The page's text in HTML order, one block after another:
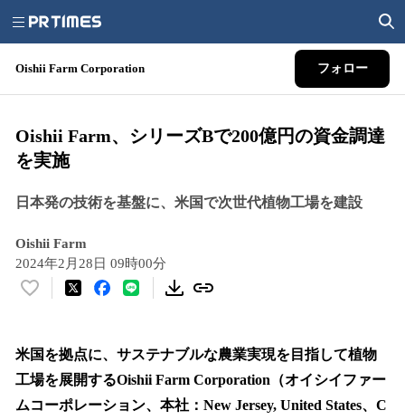
Oishii Farm Corporation フォロー
Oishii Farm、シリーズBで200億円の資金調達
を実施
日本発の技術を基盤に、米国で次世代植物工場を建設
Oishii Farm
2024年2月28日 09時00分
い
！
数
を
読
米国を拠点に、サステナブルな農業実現を目指して植物
工場を展開するOishii Farm Corporation（オイシイファー
ムコーポレーション、本社：New Jersey, United States、C